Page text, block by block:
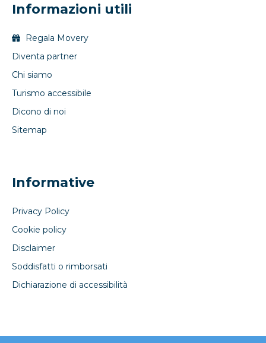
Informazioni utili
Regala Movery
Diventa partner
Chi siamo
Turismo accessibile
Dicono di noi
Sitemap
Informative
Privacy Policy
Cookie policy
Disclaimer
Soddisfatti o rimborsati
Dichiarazione di accessibilità